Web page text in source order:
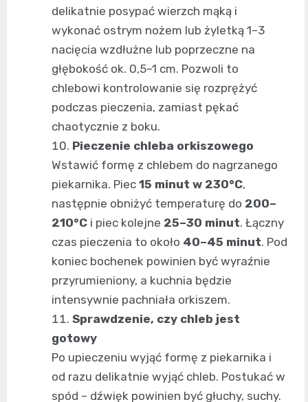
delikatnie posypać wierzch mąką i
wykonać ostrym nożem lub żyletką 1–3
nacięcia wzdłużne lub poprzeczne na
głębokość ok. 0,5–1 cm. Pozwoli to
chlebowi kontrolowanie się rozprężyć
podczas pieczenia, zamiast pękać
chaotycznie z boku.
Pieczenie chleba orkiszowego
Wstawić formę z chlebem do nagrzanego
piekarnika. Piec 15 minut w 230°C,
następnie obniżyć temperaturę do 200–
210°C i piec kolejne 25–30 minut. Łączny
czas pieczenia to około 40–45 minut. Pod
koniec bochenek powinien być wyraźnie
przyrumieniony, a kuchnia będzie
intensywnie pachniała orkiszem.
Sprawdzenie, czy chleb jest
gotowy
Po upieczeniu wyjąć formę z piekarnika i
od razu delikatnie wyjąć chleb. Postukać w
spód – dźwięk powinien być głuchy, suchy.